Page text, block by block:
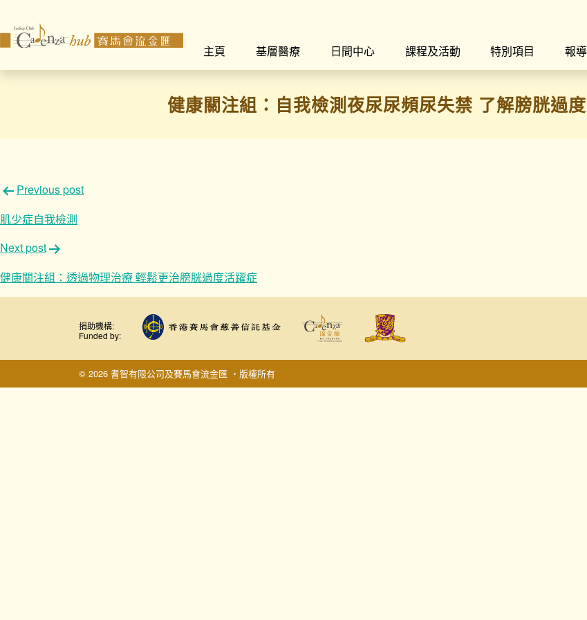
主頁
基層醫療 日間中心 課程及活動 特別項目 報
健康關注組：自我檢測夜尿尿頻尿失禁 了解膀胱過
文
章
導
覽
Previous post
肌少症自我檢測
Next post
健康關注組：透過物理治療 輕鬆更治膀胱過度活躍症
捐助機構:
Funded by:
© 2026 耆智有限公司及賽馬會流金匯 ‧版權所有